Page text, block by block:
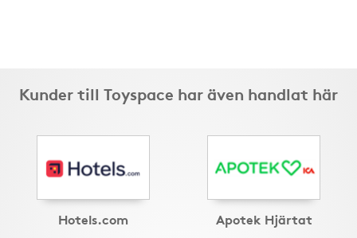
Kunder till Toyspace har även handlat här
Hotels.com Apotek Hjärtat